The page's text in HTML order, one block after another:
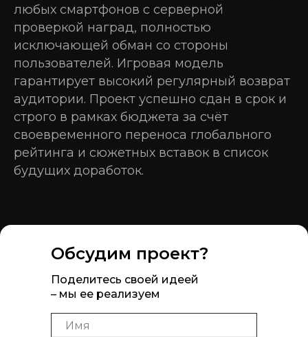
любых смартфонов с серверной
проверкой наград, полностью
исключающей обман со стороны
пользователей. Игровая модель
гарантирует высокий регулярный возврат
аудитории. Проект успешно сдан в срок и
строго в рамках бюджета за счёт
своевременного переноса глобального
рейтинга и сюжетных вставок в список
будущих доработок.
Обсудим проект?
Поделитесь своей идеей
– мы ее реализуем